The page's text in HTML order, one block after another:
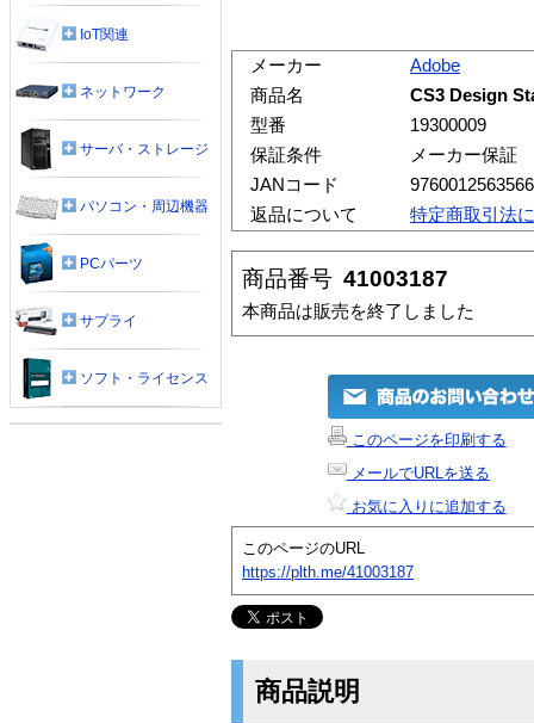
メーカー
Adobe
商品名
CS3 Design
型番
19300009
保証条件
メーカー保証
JANコード
9760012563566
返品について
特定商取引法
商品番号 41003187
本商品は販売を終了しました
このページを印刷する
メールでURLを送る
お気に入りに追加する
このページのURL
https://plth.me/41003187
商品説明
IoT関連
ネットワーク
サーバ・ストレージ
パソコン・周辺機器
PCパーツ
サプライ
ソフト・ライセンス